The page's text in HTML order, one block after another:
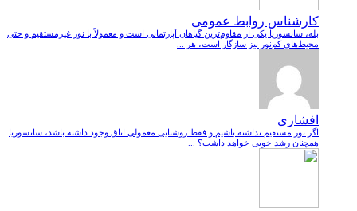
کارشناس روابط عمومی
بله، سانسوریا یکی از مقاوم‌ترین گیاهان آپارتمانی است و معمولاً با نور غیرمستقیم و حتی
محیط‌های کم‌نور نیز سازگار است، هر ...
افشاری
اگر نور مستقیم نداشته باشیم و فقط روشنایی معمولی اتاق وجود داشته باشد، سانسوریا
همچنان رشد خوبی خواهد داشت؟ ...